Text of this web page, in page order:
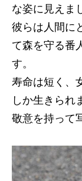
な姿に見えま
彼らは人間に
て森を守る番
す。
寿命は短く、
しか生きられ
敬意を持って